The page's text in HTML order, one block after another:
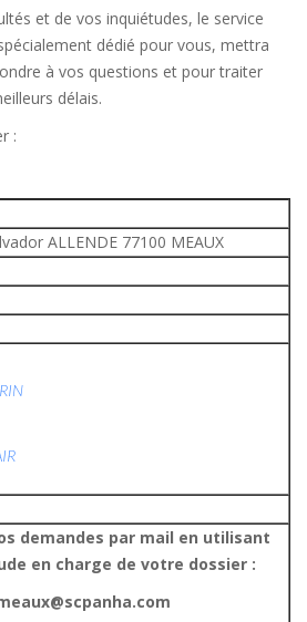
et de vos inquiétudes, le service
dédié pour vous, mettra
à vos questions et pour traiter
délais.
:
ALLENDE 77100 MEAUX
demandes par mail en utilisant
en charge de votre dossier :